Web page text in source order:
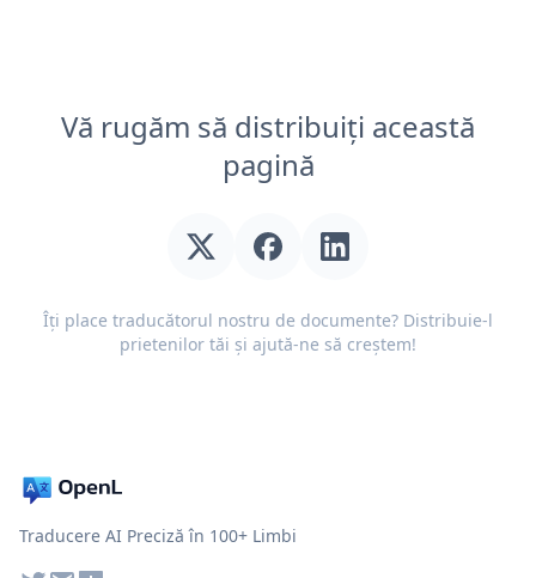
Vă rugăm să distribuiți această
pagină
Îți place traducătorul nostru de documente? Distribuie-l
prietenilor tăi și ajută-ne să creștem!
Traducere AI Preciză în 100+ Limbi